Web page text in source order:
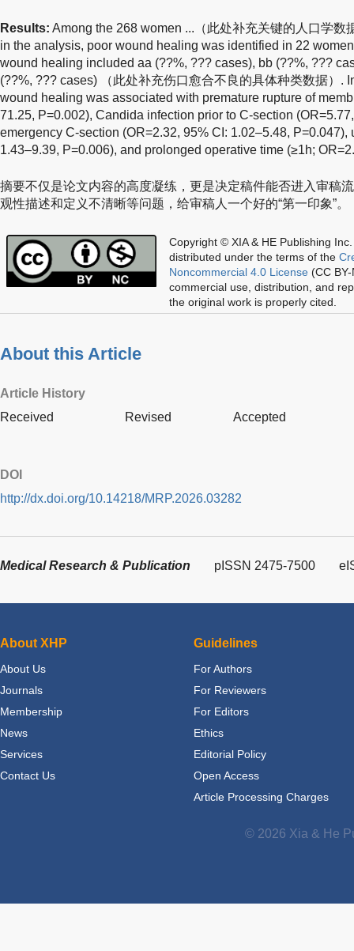
Results: Among the 268 women ...（此处补充关键的人口学数
in the analysis, poor wound healing was identified in 22
wound healing included aa (??%, ??? cases), bb (??%, ???
(??%, ??? cases) （此处补充伤口愈合不良的具体种类数据）.
wound healing was associated with premature rupture of
71.25, P=0.002), Candida infection prior to C-section
emergency C-section (OR=2.32, 95% CI: 1.02–5.48, P=0.047),
1.43–9.39, P=0.006), and prolonged operative time (≥1h;
摘要不仅是论文内容的高度凝练，更是决定稿件能否进入审稿
观性描述和定义不清晰等问题，给审稿人一个好的“第一印象”。
Copyright © XIA & HE Publishing Inc.
distributed under the terms of the
Noncommercial 4.0 License (CC
commercial use, distribution, and
the original work is properly cited.
About this Article
Article History
Received
Revised Accepted
DOI
http://dx.doi.org/10.14218/MRP.2026.03282
Medical Research & Publication pISSN 2475-7500
About XHP
About Us
Journals
Membership
News
Services
Contact Us
Guidelines
For Authors
For Reviewers
For Editors
Ethics
Editorial Policy
Open Access
Article Processing Charges
© 2026 Xia & He